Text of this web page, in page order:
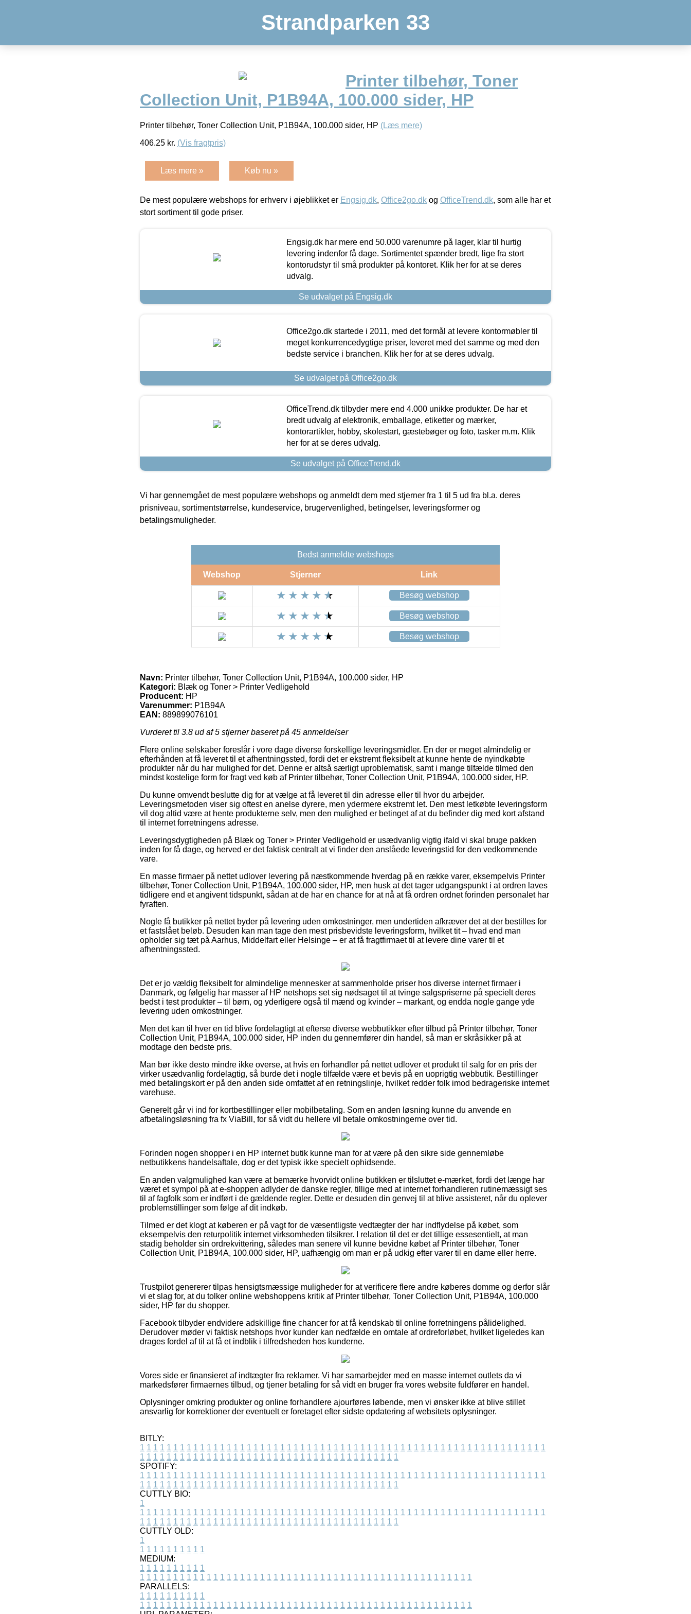
Strandparken 33
Printer tilbehør, Toner
Collection Unit, P1B94A, 100.000 sider, HP
Printer tilbehør, Toner Collection Unit, P1B94A, 100.000 sider, HP (Læs mere)
406.25 kr. (Vis fragtpris)
Læs mere » Køb nu »
De mest populære webshops for erhverv i øjeblikket er Engsig.dk, Office2go.dk og OfficeTrend.dk, som alle har et
stort sortiment til gode priser.
Engsig.dk har mere end 50.000 varenumre på lager, klar til hurtig
levering indenfor få dage. Sortimentet spænder bredt, lige fra stort
kontorudstyr til små produkter på kontoret. Klik her for at se deres
udvalg.
Se udvalget på Engsig.dk
Office2go.dk startede i 2011, med det formål at levere kontormøbler til
meget konkurrencedygtige priser, leveret med det samme og med den
bedste service i branchen. Klik her for at se deres udvalg.
Se udvalget på Office2go.dk
OfficeTrend.dk tilbyder mere end 4.000 unikke produkter. De har et
bredt udvalg af elektronik, emballage, etiketter og mærker,
kontorartikler, hobby, skolestart, gæstebøger og foto, tasker m.m. Klik
her for at se deres udvalg.
Se udvalget på OfficeTrend.dk
Vi har gennemgået de mest populære webshops og anmeldt dem med stjerner fra 1 til 5 ud fra bl.a. deres
prisniveau, sortimentstørrelse, kundeservice, brugervenlighed, betingelser, leveringsformer og
betalingsmuligheder.
Bedst anmeldte webshops
Webshop Stjerner Link
Besøg webshop
Besøg webshop
Besøg webshop
Navn: Printer tilbehør, Toner Collection Unit, P1B94A, 100.000 sider, HP
Kategori: Blæk og Toner > Printer Vedligehold
Producent: HP
Varenummer: P1B94A
EAN: 889899076101
Vurderet til 3.8 ud af 5 stjerner baseret på 45 anmeldelser
Flere online selskaber foreslår i vore dage diverse forskellige leveringsmidler. En der er meget almindelig er
efterhånden at få leveret til et afhentningssted, fordi det er ekstremt fleksibelt at kunne hente de nyindkøbte
produkter når du har mulighed for det. Denne er altså særligt uproblematisk, samt i mange tilfælde tilmed den
mindst kostelige form for fragt ved køb af Printer tilbehør, Toner Collection Unit, P1B94A, 100.000 sider, HP.
Du kunne omvendt beslutte dig for at vælge at få leveret til din adresse eller til hvor du arbejder.
Leveringsmetoden viser sig oftest en anelse dyrere, men ydermere ekstremt let. Den mest letkøbte leveringsform
vil dog altid være at hente produkterne selv, men den mulighed er betinget af at du befinder dig med kort afstand
til internet forretningens adresse.
Leveringsdygtigheden på Blæk og Toner > Printer Vedligehold er usædvanlig vigtig ifald vi skal bruge pakken
inden for få dage, og herved er det faktisk centralt at vi finder den anslåede leveringstid for den vedkommende
vare.
En masse firmaer på nettet udlover levering på næstkommende hverdag på en række varer, eksempelvis Printer
tilbehør, Toner Collection Unit, P1B94A, 100.000 sider, HP, men husk at det tager udgangspunkt i at ordren laves
tidligere end et angivent tidspunkt, sådan at de har en chance for at nå at få ordren ordnet forinden personalet har
fyraften.
Nogle få butikker på nettet byder på levering uden omkostninger, men undertiden afkræver det at der bestilles for
et fastslået beløb. Desuden kan man tage den mest prisbevidste leveringsform, hvilket tit – hvad end man
opholder sig tæt på Aarhus, Middelfart eller Helsinge – er at få fragtfirmaet til at levere dine varer til et
afhentningssted.
Det er jo vældig fleksibelt for almindelige mennesker at sammenholde priser hos diverse internet firmaer i
Danmark, og følgelig har masser af HP netshops set sig nødsaget til at tvinge salgspriserne på specielt deres
bedst i test produkter – til børn, og yderligere også til mænd og kvinder – markant, og endda nogle gange yde
levering uden omkostninger.
Men det kan til hver en tid blive fordelagtigt at efterse diverse webbutikker efter tilbud på Printer tilbehør, Toner
Collection Unit, P1B94A, 100.000 sider, HP inden du gennemfører din handel, så man er skråsikker på at
modtage den bedste pris.
Man bør ikke desto mindre ikke overse, at hvis en forhandler på nettet udlover et produkt til salg for en pris der
virker usædvanlig fordelagtig, så burde det i nogle tilfælde være et bevis på en uoprigtig webbutik. Bestillinger
med betalingskort er på den anden side omfattet af en retningslinje, hvilket redder folk imod bedrageriske internet
varehuse.
Generelt går vi ind for kortbestillinger eller mobilbetaling. Som en anden løsning kunne du anvende en
afbetalingsløsning fra fx ViaBill, for så vidt du hellere vil betale omkostningerne over tid.
Forinden nogen shopper i en HP internet butik kunne man for at være på den sikre side gennemløbe
netbutikkens handelsaftale, dog er det typisk ikke specielt ophidsende.
En anden valgmulighed kan være at bemærke hvorvidt online butikken er tilsluttet e-mærket, fordi det længe har
været et sympol på at e-shoppen adlyder de danske regler, tillige med at internet forhandleren rutinemæssigt ses
til af fagfolk som er indført i de gældende regler. Dette er desuden din genvej til at blive assisteret, når du oplever
problemstillinger som følge af dit indkøb.
Tilmed er det klogt at køberen er på vagt for de væsentligste vedtægter der har indflydelse på købet, som
eksempelvis den returpolitik internet virksomheden tilsikrer. I relation til det er det tillige essesentielt, at man
stadig beholder sin ordrekvittering, således man senere vil kunne bevidne købet af Printer tilbehør, Toner
Collection Unit, P1B94A, 100.000 sider, HP, uafhængig om man er på udkig efter varer til en dame eller herre.
Trustpilot genererer tilpas hensigtsmæssige muligheder for at verificere flere andre køberes domme og derfor slår
vi et slag for, at du tolker online webshoppens kritik af Printer tilbehør, Toner Collection Unit, P1B94A, 100.000
sider, HP før du shopper.
Facebook tilbyder endvidere adskillige fine chancer for at få kendskab til online forretningens pålidelighed.
Derudover møder vi faktisk netshops hvor kunder kan nedfælde en omtale af ordreforløbet, hvilket ligeledes kan
drages fordel af til at få et indblik i tilfredsheden hos kunderne.
Vores side er finansieret af indtægter fra reklamer. Vi har samarbejder med en masse internet outlets da vi
markedsfører firmaernes tilbud, og tjener betaling for så vidt en bruger fra vores website fuldfører en handel.
Oplysninger omkring produkter og online forhandlere ajourføres løbende, men vi ønsker ikke at blive stillet
ansvarlig for korrektioner der eventuelt er foretaget efter sidste opdatering af websitets oplysninger.
BITLY:
1 1 1 1 1 1 1 1 1 1 1 1 1 1 1 1 1 1 1 1 1 1 1 1 1 1 1 1 1 1 1 1 1 1 1 1 1 1 1 1 1 1 1 1 1 1 1 1 1 1 1 1 1 1 1 1 1 1 1 1 1
1 1 1 1 1 1 1 1 1 1 1 1 1 1 1 1 1 1 1 1 1 1 1 1 1 1 1 1 1 1 1 1 1 1 1 1 1 1 1
SPOTIFY:
1 1 1 1 1 1 1 1 1 1 1 1 1 1 1 1 1 1 1 1 1 1 1 1 1 1 1 1 1 1 1 1 1 1 1 1 1 1 1 1 1 1 1 1 1 1 1 1 1 1 1 1 1 1 1 1 1 1 1 1 1
1 1 1 1 1 1 1 1 1 1 1 1 1 1 1 1 1 1 1 1 1 1 1 1 1 1 1 1 1 1 1 1 1 1 1 1 1 1 1
CUTTLY BIO:
1
1 1 1 1 1 1 1 1 1 1 1 1 1 1 1 1 1 1 1 1 1 1 1 1 1 1 1 1 1 1 1 1 1 1 1 1 1 1 1 1 1 1 1 1 1 1 1 1 1 1 1 1 1 1 1 1 1 1 1 1 1
1 1 1 1 1 1 1 1 1 1 1 1 1 1 1 1 1 1 1 1 1 1 1 1 1 1 1 1 1 1 1 1 1 1 1 1 1 1 1
CUTTLY OLD:
1
1 1 1 1 1 1 1 1 1 1
MEDIUM:
1 1 1 1 1 1 1 1 1 1
1 1 1 1 1 1 1 1 1 1 1 1 1 1 1 1 1 1 1 1 1 1 1 1 1 1 1 1 1 1 1 1 1 1 1 1 1 1 1 1 1 1 1 1 1 1 1 1 1 1
PARALLELS:
1 1 1 1 1 1 1 1 1 1
1 1 1 1 1 1 1 1 1 1 1 1 1 1 1 1 1 1 1 1 1 1 1 1 1 1 1 1 1 1 1 1 1 1 1 1 1 1 1 1 1 1 1 1 1 1 1 1 1 1